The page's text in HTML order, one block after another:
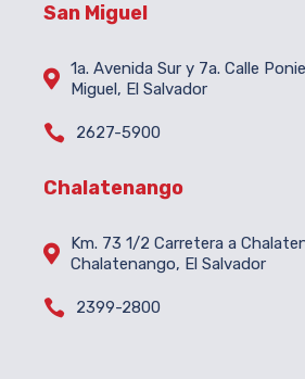
San Miguel
 1a. Avenida Sur y 7a. Calle
Miguel, El Salvador
 2627-5900
Chalatenango

Km. 73 1/2 Carretera a
Chalatenango, El Salvador
 2399-2800